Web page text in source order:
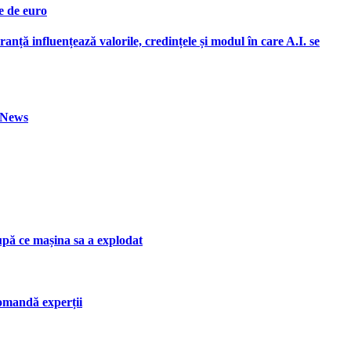
de euro
influențează valorile, credințele și modul în care A.I. se
ce mașina sa a explodat
experții